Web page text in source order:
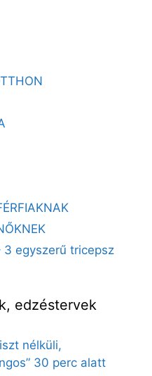
egyszerű tricepsz
edzéstervek
nélküli,
30 perc alatt